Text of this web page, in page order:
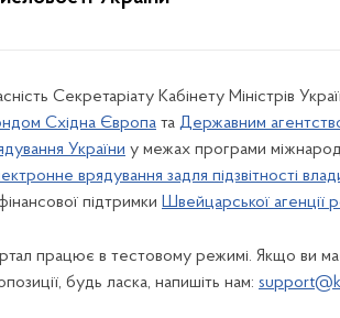
Секретаріату Кабінету Міністрів
Східна Європа та Державним
України у межах програми
врядування задля підзвітності
підтримки Швейцарської агенції
працює в тестовому режимі. Якщо ви
будь ласка, напишіть нам: